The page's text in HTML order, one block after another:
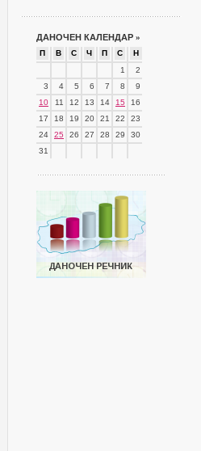
ДАНОЧЕН КАЛЕНДАР »
П В С Ч П С
Н
1
2
3
4 5 6 7 8
9
10
11 12 13 14 15
16
17
18 19 20 21 22
23
24
25 26 27 28 29
30
31